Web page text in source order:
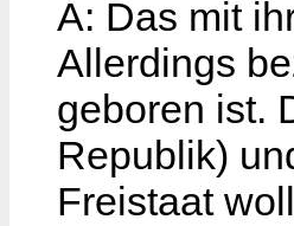
A: Das mit
Allerdings
geboren ist.
Republik)
Freistaat